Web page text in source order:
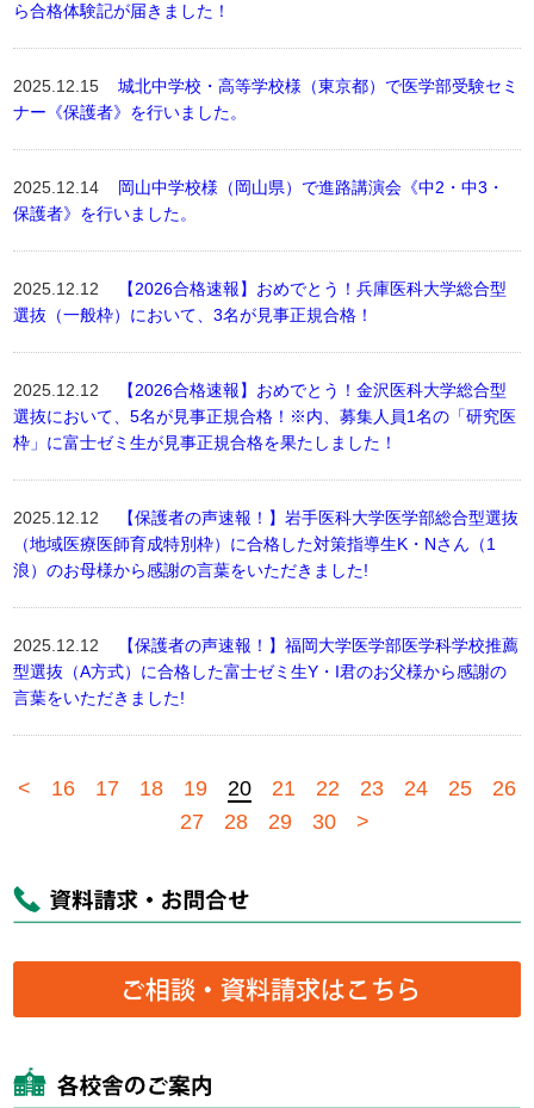
ら合格体験記が届きました！
2025.12.15城北中学校・高等学校様（東京都）で医学部受験セミ
ナー《保護者》を行いました。
2025.12.14 岡山中学校様（岡山県）で進路講演会《中2・中3・
保護者》を行いました。
2025.12.12
【2026合格速報】おめでとう！兵庫医科大学総合型
選抜（一般枠）において、3名が見事正規合格！
2025.12.12
【2026合格速報】おめでとう！金沢医科大学総合型
選抜において、5名が見事正規合格！※内、募集人員1名の「研究医
枠」に富士ゼミ生が見事正規合格を果たしました！
2025.12.12
【保護者の声速報！】岩手医科大学医学部総合型選抜
（地域医療医師育成特別枠）に合格した対策指導生K・Nさん（1
浪）のお母様から感謝の言葉をいただきました!
2025.12.12
【保護者の声速報！】福岡大学医学部医学科学校推薦
型選抜（A方式）に合格した富士ゼミ生Y・I君のお父様から感謝の
言葉をいただきました!
< 16 17 18 19 20 21 22 23 24 25
26
27
28 29 30 >